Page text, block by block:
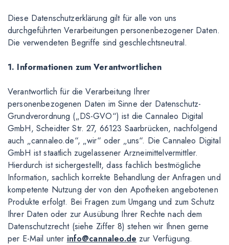
Diese Datenschutzerklärung gilt für alle von uns
durchgeführten Verarbeitungen personenbezogener Daten.
Die verwendeten Begriffe sind geschlechtsneutral.
1. Informationen zum Verantwortlichen
Verantwortlich für die Verarbeitung Ihrer
personenbezogenen Daten im Sinne der Datenschutz-
Grundverordnung („DS-GVO“) ist die Cannaleo Digital
GmbH, Scheidter Str. 27, 66123 Saarbrücken, nachfolgend
auch „cannaleo.de“, „wir“ oder „uns“. Die Cannaleo Digital
GmbH ist staatlich zugelassener Arzneimittelvermittler.
Hierdurch ist sichergestellt, dass fachlich bestmögliche
Information, sachlich korrekte Behandlung der Anfragen und
kompetente Nutzung der von den Apotheken angebotenen
Produkte erfolgt. Bei Fragen zum Umgang und zum Schutz
Ihrer Daten oder zur Ausübung Ihrer Rechte nach dem
Datenschutzrecht (siehe Ziffer 8) stehen wir Ihnen gerne
per E-Mail unter info@cannaleo.de zur Verfügung.